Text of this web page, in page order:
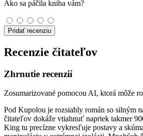
Ako sa páčila kniha vám?
Pridať recenziu
Recenzie čitateľov
Zhrnutie recenzií
Zosumarizované pomocou AI, ktorá môže
Pod Kupolou je rozsiahly román so silným
čitateľov dokáže vtiahnuť napriek takmer
King tu precízne vykresľuje postavy a